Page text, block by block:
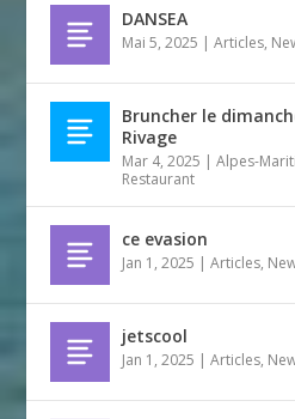
DANSEA
Mai 5, 2025 |Articles,
Bruncher le
Rivage
Mar 4, 2025 |Alpes-
Restaurant
ce evasion
Jan 1, 2025 |Articles,
jetscool
Jan 1, 2025 |Articles,